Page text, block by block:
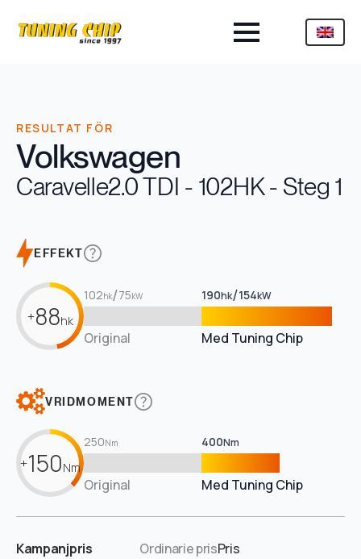
RESULTAT FÖR
Volkswagen
Caravelle2.0 TDI - 102HK - Steg 1
EFFEKT
+88hk
102hk/75kW 190hk/154kW
Original Med Tuning Chip
VRIDMOMENT
+150Nm
250Nm 400Nm
Original Med Tuning Chip
Kampanjpris Ordinarie prisPris